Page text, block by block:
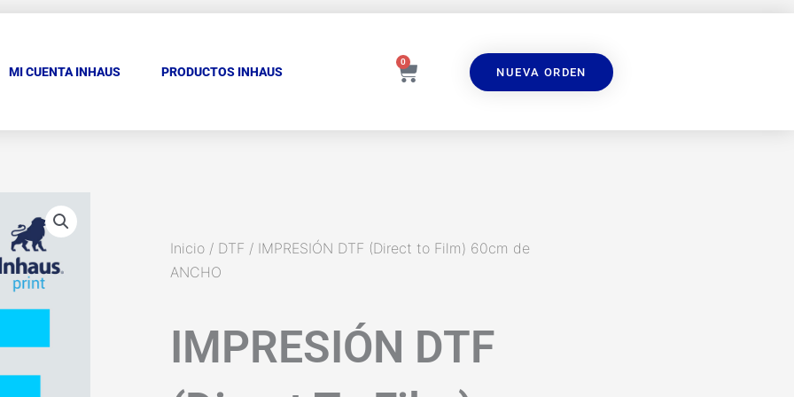
MI CUENTA INHAUS PRODUCTOS INHAUS
0
Carrito NUEVA ORDEN
Inicio / DTF / IMPRESIÓN DTF (Direct to Film) 60cm de
ANCHO
IMPRESIÓN DTF